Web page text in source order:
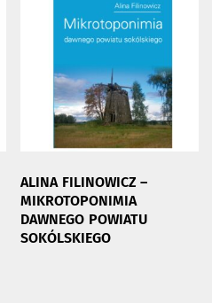
ALINA FILINOWICZ –
MIKROTOPONIMIA
DAWNEGO POWIATU
SOKÓLSKIEGO